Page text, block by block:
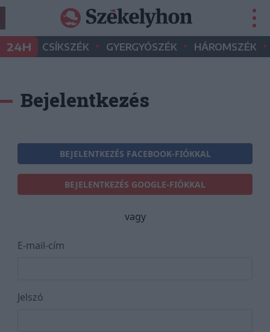
24H CSÍKSZÉK • GYERGYÓSZÉK • HÁROMSZÉK •
Bejelentkezés
BEJELENTKEZÉS FACEBOOK-FIÓKKAL
BEJELENTKEZÉS GOOGLE-FIÓKKAL
vagy
E-mail-cím
Jelszó